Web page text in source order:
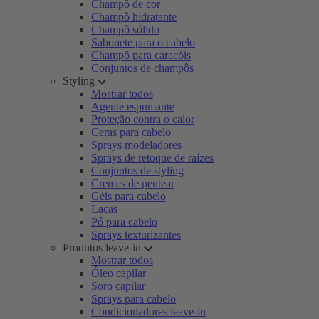
Champô de cor
Champô hidratante
Champô sólido
Sabonete para o cabelo
Champô para caracóis
Conjuntos de champôs
Styling
Mostrar todos
Agente espumante
Proteção contra o calor
Ceras para cabelo
Sprays modeladores
Sprays de retoque de raízes
Conjuntos de styling
Cremes de pentear
Géis para cabelo
Lacas
Pó para cabelo
Sprays texturizantes
Produtos leave-in
Mostrar todos
Óleo capilar
Soro capilar
Sprays para cabelo
Condicionadores leave-in